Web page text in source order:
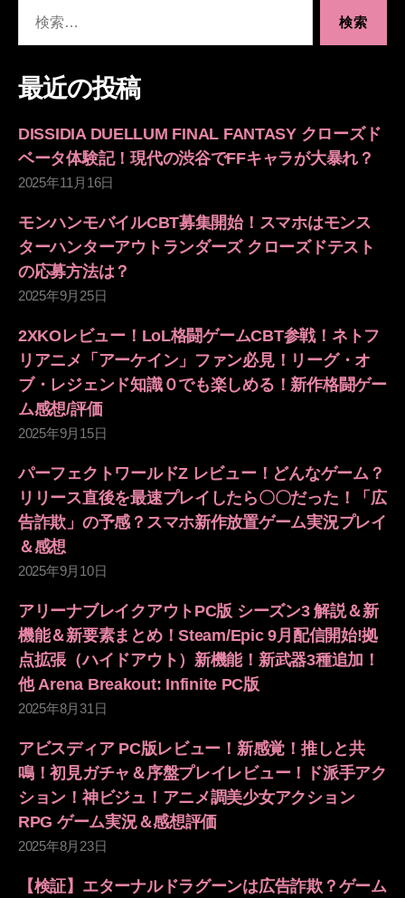
象:
最近の投稿
DISSIDIA DUELLUM FINAL FANTASY クローズド
ベータ体験記！現代の渋谷でFFキャラが大暴れ？
2025年11月16日
モンハンモバイルCBT募集開始！スマホはモンス
ターハンターアウトランダーズ クローズドテスト
の応募方法は？
2025年9月25日
2XKOレビュー！LoL格闘ゲームCBT参戦！ネトフ
リアニメ「アーケイン」ファン必見！リーグ・オ
ブ・レジェンド知識０でも楽しめる！新作格闘ゲー
ム感想/評価
2025年9月15日
パーフェクトワールドZ レビュー！どんなゲーム？
リリース直後を最速プレイしたら〇〇だった！「広
告詐欺」の予感？スマホ新作放置ゲーム実況プレイ
＆感想
2025年9月10日
アリーナブレイクアウトPC版 シーズン3 解説＆新
機能＆新要素まとめ！Steam/Epic 9月配信開始!拠
点拡張（ハイドアウト）新機能！新武器3種追加！
他 Arena Breakout: Infinite PC版
2025年8月31日
アビスディア PC版レビュー！新感覚！推しと共
鳴！初見ガチャ＆序盤プレイレビュー！ド派手アク
ション！神ビジュ！アニメ調美少女アクション
RPG ゲーム実況＆感想評価
2025年8月23日
【検証】エターナルドラグーンは広告詐欺？ゲーム